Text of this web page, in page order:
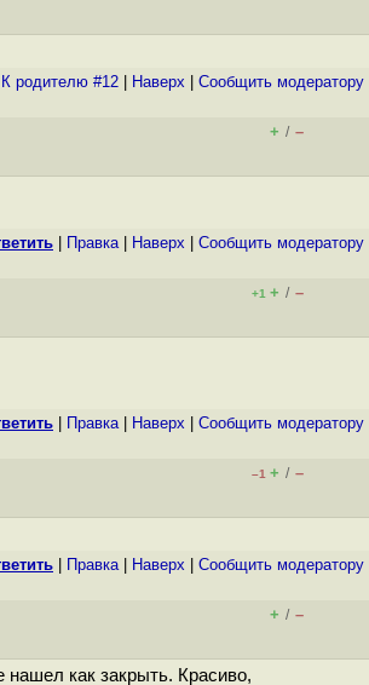
К родителю #12 Наверх Cообщить модератору
+ / –
Правка| Наверх Cообщить модератору
+1 + / –
Правка| Наверх Cообщить модератору
–1 + / –
Правка| Наверх Cообщить модератору
+ / –
как закрыть. Красиво,